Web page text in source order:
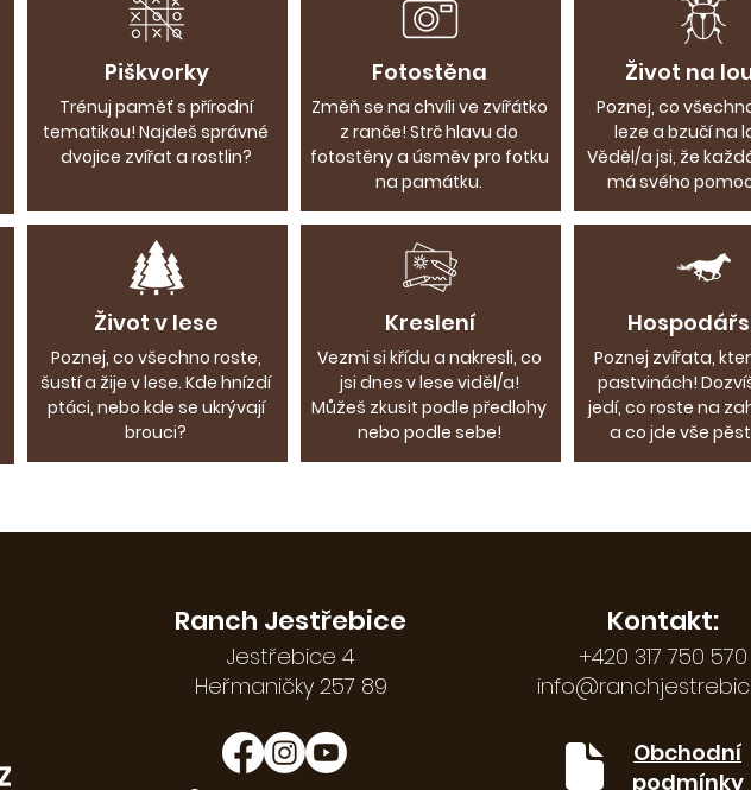
Piškvorky
Trénuj paměť s přírodní
tematikou! Najdeš správné
dvojice zvířat a rostlin?
Život v lese
Poznej, co všechno roste,
šustí a žije v lese. Kde hnízdí
ptáci, nebo kde se ukrývají
brouci?
Fotostěna
Změň se na chvíli ve zvířátko
z ranče! Strč hlavu do
fotostěny a úsměv pro fotku
na památku.​
Kreslení
Vezmi si křídu a nakresli, co
jsi dnes v lese viděl/a!
Můžeš zkusit podle předlohy
nebo podle sebe!
Život na
Poznej, co
leze a bzučí na
Věděl/a jsi, že
má svého
Poznej zvířata,
pastvinách!
jedí, co roste na
a co jde vše
Ranch Jestřebice
Jestřebice 4
Heřmaničky 257 89
+420 317 750 570
Kontakt:
Obchodní
podmínky